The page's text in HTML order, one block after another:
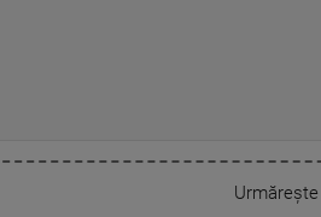
Urmărește